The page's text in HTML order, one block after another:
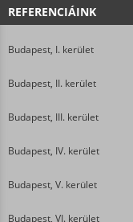
REFERENCIÁINK
Budapest, I. kerület
Budapest, II. kerület
Budapest, III. kerület
Budapest, IV. kerület
Budapest, V. kerület
Budapest, VI. kerület